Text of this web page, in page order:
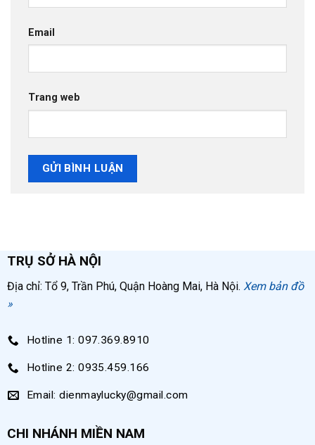
Email
Trang web
TRỤ SỞ HÀ NỘI
Địa chỉ: Tổ 9, Trần Phú, Quận Hoàng Mai, Hà Nội. Xem bản đồ
»
Hotline 1: 097.369.8910
Hotline 2: 0935.459.166
Email: dienmaylucky@gmail.com
CHI NHÁNH MIỀN NAM